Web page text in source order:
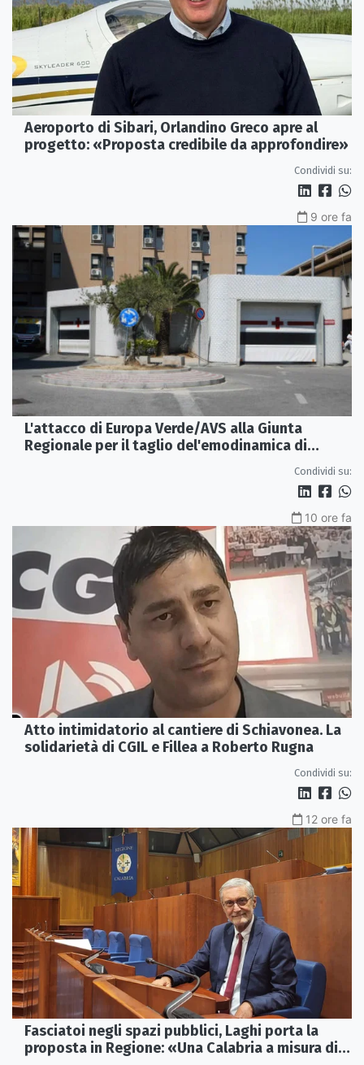
Aeroporto di Sibari, Orlandino Greco apre al
progetto: «Proposta credibile da approfondire»
Condividi su:
9 ore fa
L'attacco di Europa Verde/AVS alla Giunta
Regionale per il taglio del'emodinamica di
Condividi su:
10 ore fa
Atto intimidatorio al cantiere di Schiavonea. La
solidarietà di CGIL e Fillea a Roberto Rugna
Condividi su:
12 ore fa
Fasciatoi negli spazi pubblici, Laghi porta la
proposta in Regione: «Una Calabria a misura di